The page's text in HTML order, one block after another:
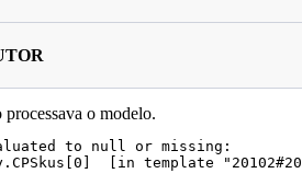
o modelo.
to null or missing:
[in template